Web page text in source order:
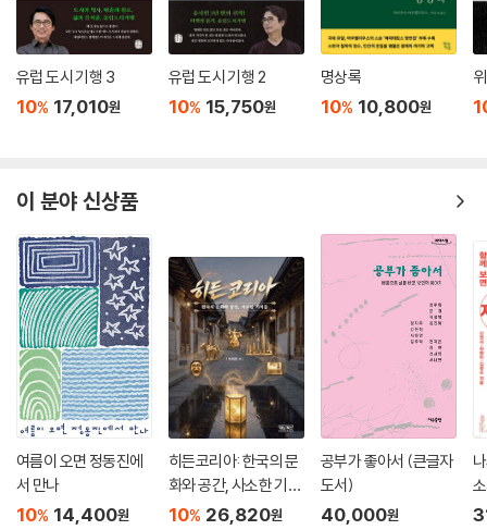
유럽 도시 기행 3
10% 17,010원
유럽 도시 기행 2
10% 15,750원
명상록
10% 10,800원
이 분야 신상품
여름이 오면 정동진에
서 만나
10% 14,400원
히든코리아: 한국의 문
화와 공간, 사소한 기적
들
10% 26,820원
공부가 좋아서 (큰글자
도서)
40,000원